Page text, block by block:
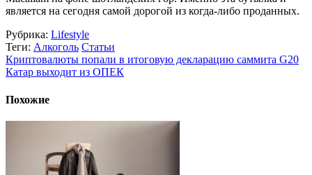
является на сегодня самой дорогой из когда-либо проданных.
Рубрика: Lifestyle
Теги: Алкоголь Статьи
Криптовалюты попали в итоговую декларацию саммита G20
Катар выходит из ОПЕК
Похожие